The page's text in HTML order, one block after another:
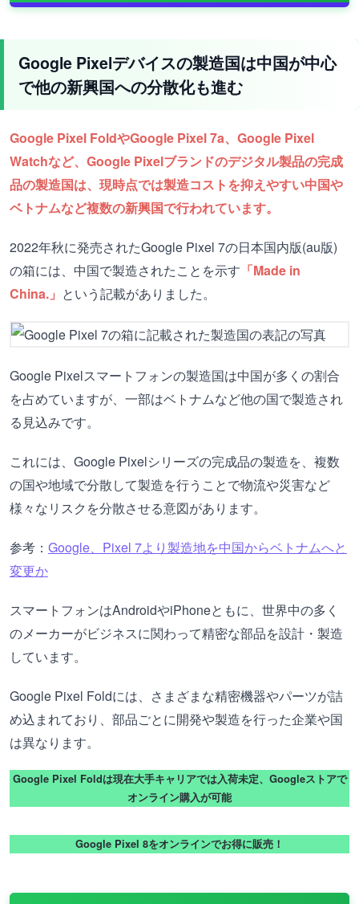
Google Pixelデバイスの製造国は中国が中心
で他の新興国への分散化も進む
Google Pixel FoldやGoogle Pixel 7a、Google Pixel
Watchなど、Google Pixelブランドのデジタル製品の完成
品の製造国は、現時点では製造コストを抑えやすい中国や
ベトナムなど複数の新興国で行われています。
2022年秋に発売されたGoogle Pixel 7の日本国内版(au版)
の箱には、中国で製造されたことを示す 「Made in
China.」 という記載がありました。
Google Pixelスマートフォンの製造国は中国が多くの割合
を占めていますが、一部はベトナムなど他の国で製造され
る見込みです。
これには、Google Pixelシリーズの完成品の製造を、複数
の国や地域で分散して製造を行うことで物流や災害など
様々なリスクを分散させる意図があります。
参考： Google、Pixel 7より製造地を中国からベトナムへと
変更か
スマートフォンはAndroidやiPhoneともに、世界中の多く
のメーカーがビジネスに関わって精密な部品を設計・製造
しています。
Google Pixel Foldには、さまざまな精密機器やパーツが詰
め込まれており、部品ごとに開発や製造を行った企業や国
は異なります。
Google Pixel Foldは現在大手キャリアでは入荷未定、Googleストアで
オンライン購入が可能
Google Pixel 8をオンラインでお得に販売！